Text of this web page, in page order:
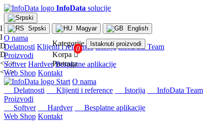
InfoData solucije
Srpski Magyar English
O nama
Delatnosti Klijenti i reference Istorija InfoData Team
Proizvodi
Softver Hardver Besplatne aplikacije
Web Shop Kontakt
Start O nama
Delatnosti
Klijenti i reference Istorija
InfoData Team
Proizvodi
Softver
Hardver
Besplatne aplikacije
Web Shop Kontakt
I
I
D
D
< / >
< / >
Kategorije Istaknuti proizvodi
Korpa 
Pretraga
×
Konfiguracije
Intel
stoni
računari